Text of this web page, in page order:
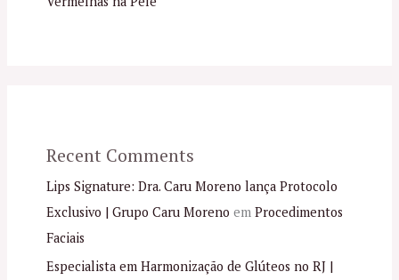
Recent Comments
Lips Signature: Dra. Caru Moreno lança Protocolo
Exclusivo | Grupo Caru Moreno em Procedimentos
Faciais
Especialista em Harmonização de Glúteos no RJ |